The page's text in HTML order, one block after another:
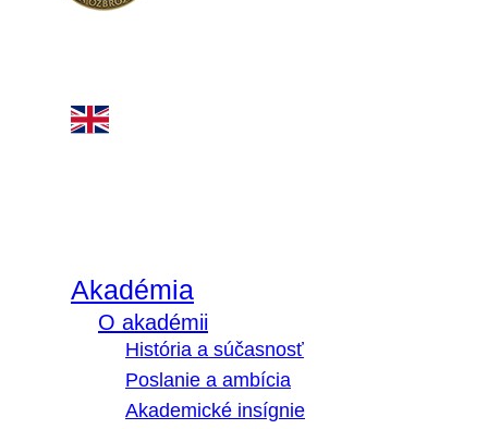
Akadémia
O akadémii
História a súčasnosť
Poslanie a ambícia
Akademické insígnie